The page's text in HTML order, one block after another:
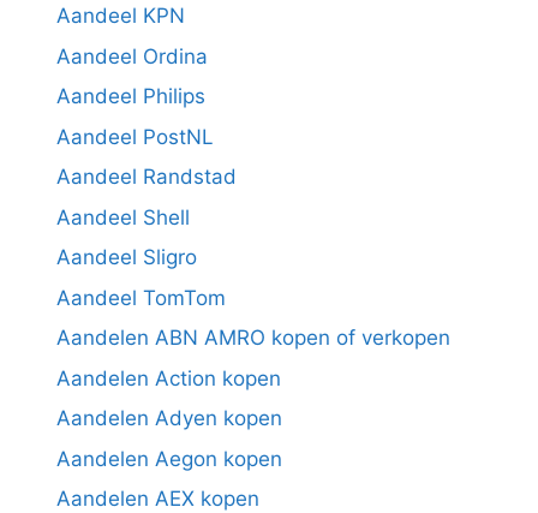
Aandeel KPN
Aandeel Ordina
Aandeel Philips
Aandeel PostNL
Aandeel Randstad
Aandeel Shell
Aandeel Sligro
Aandeel TomTom
Aandelen ABN AMRO kopen of verkopen
Aandelen Action kopen
Aandelen Adyen kopen
Aandelen Aegon kopen
Aandelen AEX kopen